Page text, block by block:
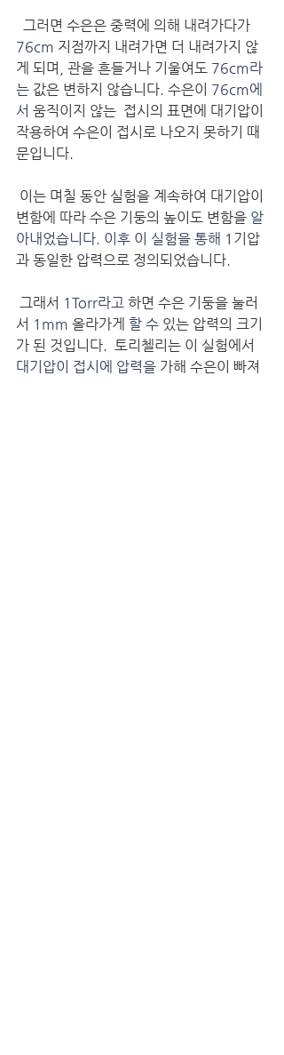
  그러면 수은은 중력에 의해 내려가다가
76cm 지점까지 내려가면 더 내려가지 않
게 되며, 관을 흔들거나 기울여도 76cm라
는 값은 변하지 않습니다. 수은이 76cm에
서 움직이지 않는  접시의 표면에 대기압이
작용하여 수은이 접시로 나오지 못하기 때
문입니다.
변함에 따라 수은 기둥의 높이도 변함을 알
아내었습니다. 이후 이 실험을 통해 1기압
과 동일한 압력으로 정의되었습니다.
그래서 1Torr라고 하면 수은 기둥을 눌러
서 1mm 올라가게 할 수 있는 압력의 크기
가 된 것입니다.  토리첼리는 이 실험에서
대기압이 접시에 압력을 가해 수은이 빠져